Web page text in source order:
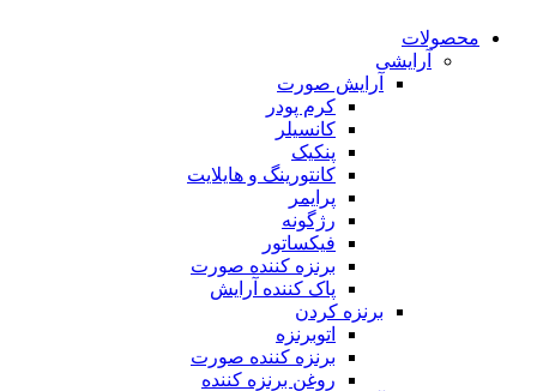
محصولات
آرایشی
آرایش صورت
کرم پودر
کانسیلر
پنکیک
کانتورینگ و هایلایت
پرایمر
رژگونه
فیکساتور
برنزه کننده صورت
پاک کننده آرایش
برنزه کردن
اتوبرنزه
برنزه کننده صورت
روغن برنزه کننده